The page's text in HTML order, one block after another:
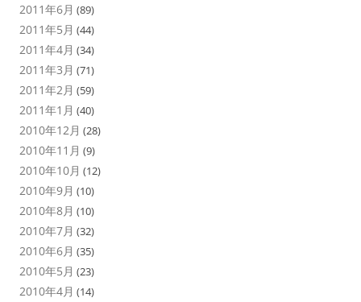
2011年6月 (89)
2011年5月 (44)
2011年4月 (34)
2011年3月 (71)
2011年2月 (59)
2011年1月 (40)
2010年12月 (28)
2010年11月 (9)
2010年10月 (12)
2010年9月 (10)
2010年8月 (10)
2010年7月 (32)
2010年6月 (35)
2010年5月 (23)
2010年4月 (14)